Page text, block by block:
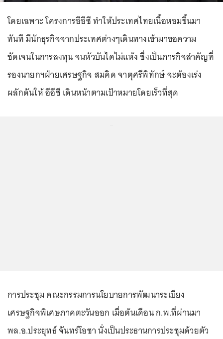
โดยเฉพาะ โครงการอีอีซี ทำให้ประเทศไทยเนื้อหอมขึ้นมา
ทันที มีนักธุรกิจจากประเทศต่างๆเดินทางเข้ามาขอความ
ชัดเจนในการลงทุน จนหัวบันไดไม่แห้ง ซึ่งเป็นภารกิจสำคัญที่
รองนายกฯฝ่ายเศรษฐกิจ สมคิด จาตุศรีพิทักษ์ จะต้องเร่ง
ผลักดันให้ อีอีซี เดินหน้าตามเป้าหมายโดยเร็วที่สุด
การประชุม คณะกรรมการนโยบายการพัฒนาระเบียง
เศรษฐกิจพิเศษภาคตะวันออก เมื่อต้นเดือน ก.พ.ที่ผ่านมา
พล.อ.ประยุทธ์ จันทร์โอชา นั่งเป็นประธานการประชุมด้วยตัว